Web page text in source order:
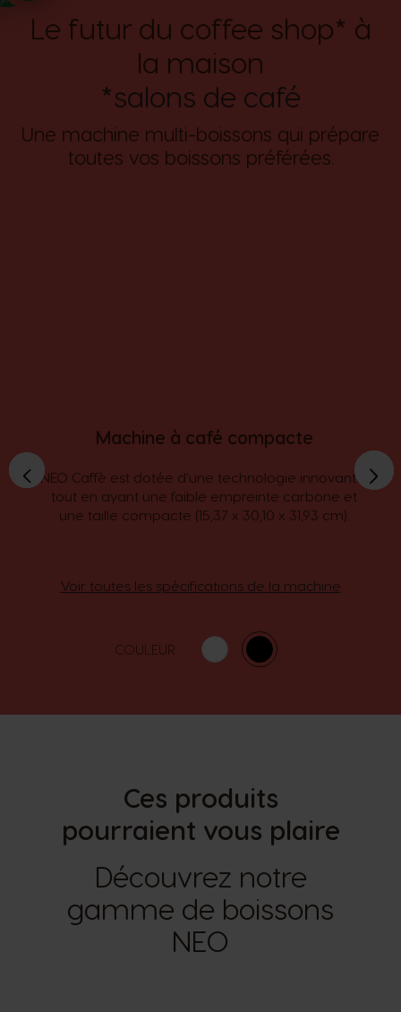
Le futur du coffee shop* à
la maison
*salons de café
Une machine multi-boissons qui prépare
toutes vos boissons préférées.
Machine à café compacte
NEO Caffè est dotée d'une technologie innovante,
tout en ayant une faible empreinte carbone et
une taille compacte (15,37 x 30,10 x 31,93 cm).
Voir toutes les spécifications de la machine
COULEUR
‹ ›
‹ ›
Ces produits
pourraient vous plaire
Découvrez notre
gamme de boissons
NEO